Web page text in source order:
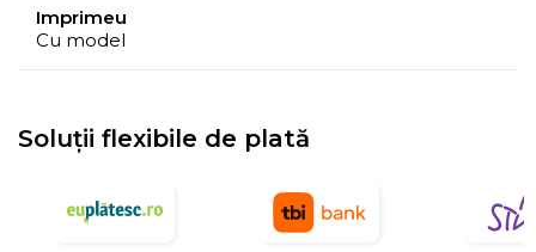
Imprimeu
Cu model
Soluții flexibile de plată